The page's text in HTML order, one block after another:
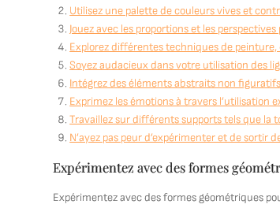
Utilisez une palette de couleurs vives et
Jouez avec les proportions et les
Explorez différentes techniques de
Soyez audacieux dans votre utilisation des
Intégrez des éléments abstraits non
Exprimez les émotions à travers l’utilisation
Travaillez sur différents supports tels que la
N’ayez pas peur d’expérimenter et de sortir
Expérimentez avec des formes
Expérimentez avec des formes géométriques